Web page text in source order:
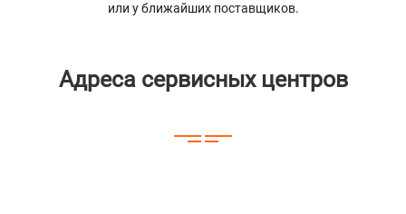
или у ближайших поставщиков.
Адреса сервисных центров